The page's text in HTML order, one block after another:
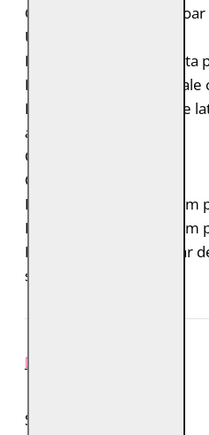
Geaca de piele cu
Umeri matlasati
Detalii din piele perforata
Doua buzunare
Doua buzunare verticale
ascuns
Capsa la maneci
Croiala: Regular Fit
Lungimea spatelui: 67 cm
Lungimea manecii: 68 cm
Intretinere: Spalare doar
specializat
SPUNE-ŢI PAREREA